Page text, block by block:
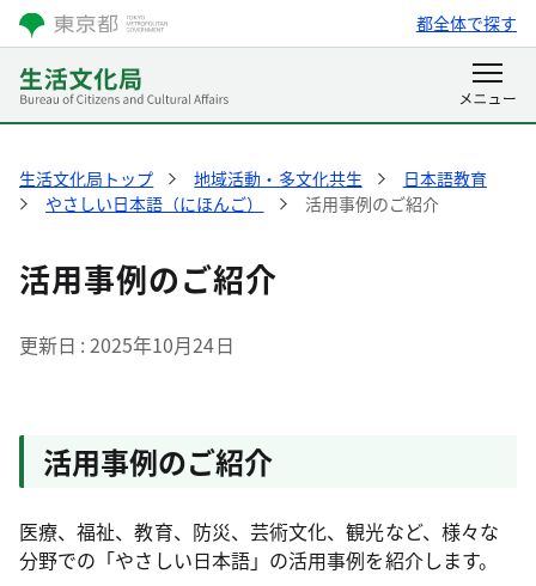
都全体で探す
生活文化局トップ 地域活動・多文化共生
日本語教育
やさしい日本語（にほんご）
活用事例のご紹介
活用事例のご紹介
更新日 2025年10月24日
活用事例のご紹介
医療、福祉、教育、防災、芸術文化、観光など、様々な
分野での「やさしい日本語」の活用事例を紹介します。